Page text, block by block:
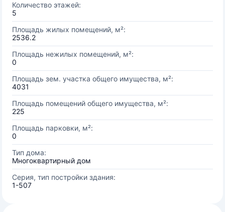
Количество этажей:
5
Площадь жилых помещений, м²:
2536.2
Площадь нежилых помещений, м²:
0
Площадь зем. участка общего имущества, м²:
4031
Площадь помещений общего имущества, м²:
225
Площадь парковки, м²:
0
Тип дома:
Многоквартирный дом
Серия, тип постройки здания:
1-507